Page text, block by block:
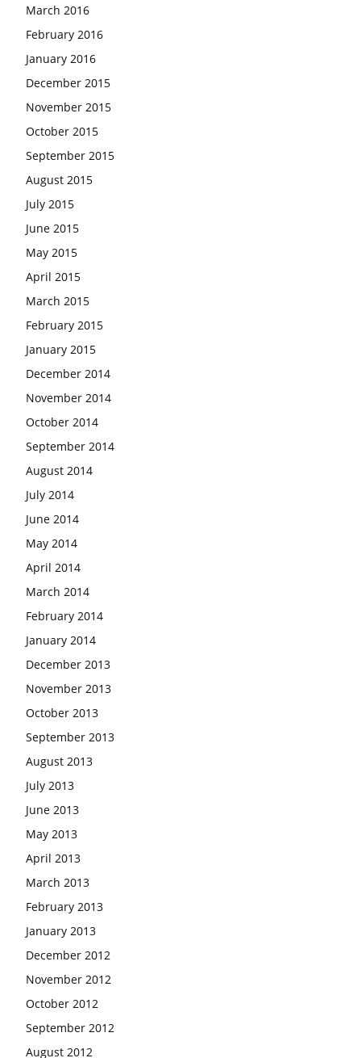
March 2016
February 2016
January 2016
December 2015
November 2015
October 2015
September 2015
August 2015
July 2015
June 2015
May 2015
April 2015
March 2015
February 2015
January 2015
December 2014
November 2014
October 2014
September 2014
August 2014
July 2014
June 2014
May 2014
April 2014
March 2014
February 2014
January 2014
December 2013
November 2013
October 2013
September 2013
August 2013
July 2013
June 2013
May 2013
April 2013
March 2013
February 2013
January 2013
December 2012
November 2012
October 2012
September 2012
August 2012